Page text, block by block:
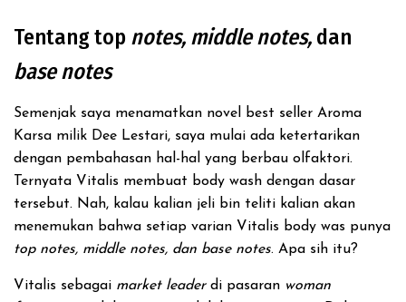
Tentang top notes, middle notes, dan
base notes
Semenjak saya menamatkan novel best seller Aroma
Karsa milik Dee Lestari, saya mulai ada ketertarikan
dengan pembahasan hal-hal yang berbau olfaktori.
Ternyata Vitalis membuat body wash dengan dasar
tersebut. Nah, kalau kalian jeli bin teliti kalian akan
menemukan bahwa setiap varian Vitalis body was punya
top notes, middle notes, dan base notes. Apa sih itu?
Vitalis sebagai market leaderdi pasaran woman